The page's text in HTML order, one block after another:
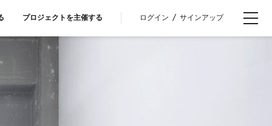
プロジェクトを主催する ログイン / サインアップ